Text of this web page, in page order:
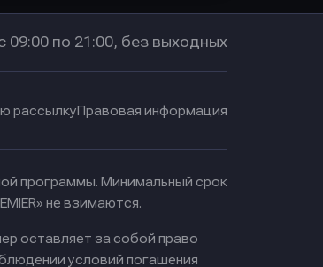
09:00 по 21:00, без выходных
рассылкуПравовая информация
программы. Минимальный срок
не взимаются.
оставляет за собой право
условий погашения